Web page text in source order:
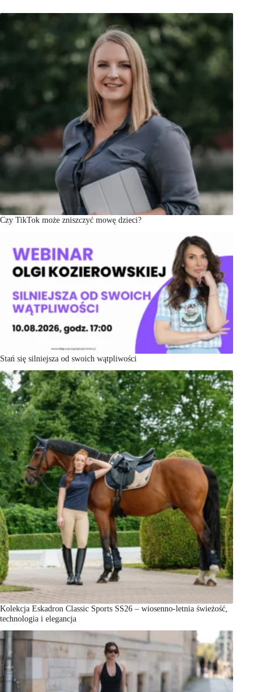
Czy TikTok może zniszczyć mowę dzieci?
Stań się silniejsza od swoich wątpliwości
Kolekcja Eskadron Classic Sports SS26 – wiosenno-letnia świeżość,
technologia i elegancja